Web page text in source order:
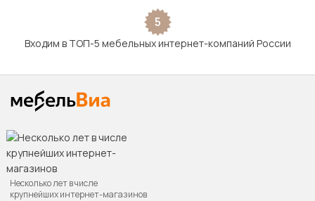
5
Входим в ТОП-5 мебельных интернет-компаний России
Несколько лет в числе
крупнейших интернет-магазинов